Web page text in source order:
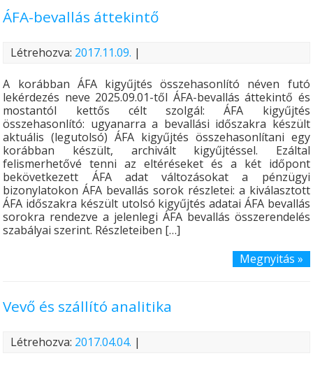
ÁFA-bevallás áttekintő
Létrehozva: 2017.11.09. |
A korábban ÁFA kigyűjtés összehasonlító néven futó
lekérdezés neve 2025.09.01-től ÁFA-bevallás áttekintő és
mostantól kettős célt szolgál: ÁFA kigyűjtés
összehasonlító: ugyanarra a bevallási időszakra készült
aktuális (legutolsó) ÁFA kigyűjtés összehasonlítani egy
korábban készült, archivált kigyűjtéssel. Ezáltal
felismerhetővé tenni az eltéréseket és a két időpont
bekövetkezett ÁFA adat változásokat a pénzügyi
bizonylatokon ÁFA bevallás sorok részletei: a kiválasztott
ÁFA időszakra készült utolsó kigyűjtés adatai ÁFA bevallás
sorokra rendezve a jelenlegi ÁFA bevallás összerendelés
szabályai szerint. Részleteiben […]
Megnyitás »
Vevő és szállító analitika
Létrehozva: 2017.04.04. |